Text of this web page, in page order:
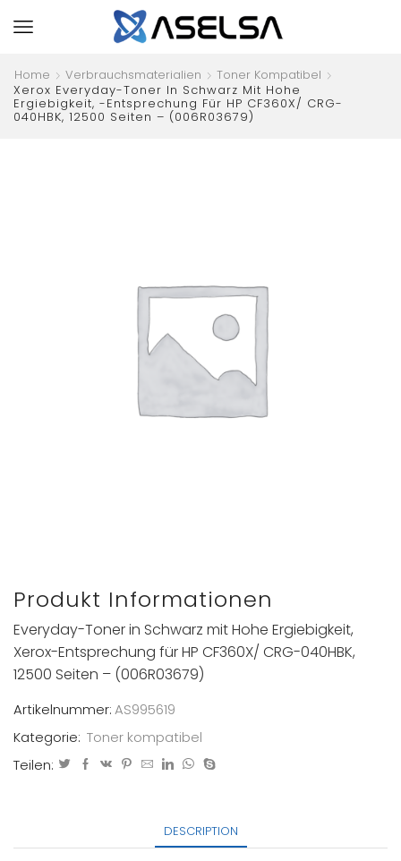
Home Verbrauchsmaterialien
Toner Kompatibel
Xerox Everyday-Toner In Schwarz Mit Hohe
Ergiebigkeit, -Entsprechung Für HP CF360X/ CRG-
040HBK, 12500 Seiten – (006R03679)
Produkt Informationen
Everyday-Toner in Schwarz mit Hohe Ergiebigkeit,
Xerox-Entsprechung für HP CF360X/ CRG-040HBK,
12500 Seiten – (006R03679)
Artikelnummer:AS995619
Kategorie: Toner kompatibel
Teilen:
DESCRIPTION